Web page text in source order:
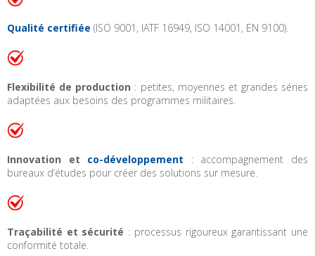
Qualité certifiée (ISO 9001, IATF 16949, ISO 14001, EN 9100).
Flexibilité de production : petites, moyennes et grandes séries
adaptées aux besoins des programmes militaires.
Innovation et co-développement : accompagnement des
bureaux d’études pour créer des solutions sur mesure.
Traçabilité et sécurité : processus rigoureux garantissant une
conformité totale.